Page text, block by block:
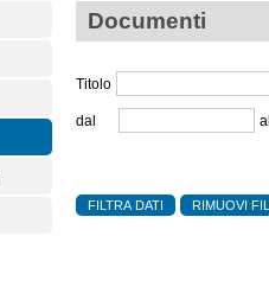
Documenti
Titolo
dal